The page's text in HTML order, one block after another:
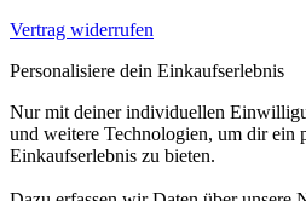
Vertrag widerrufen
Personalisiere dein Einkaufserlebnis
Nur mit deiner individuellen
und weitere Technologien, um dir ein
Einkaufserlebnis zu bieten.